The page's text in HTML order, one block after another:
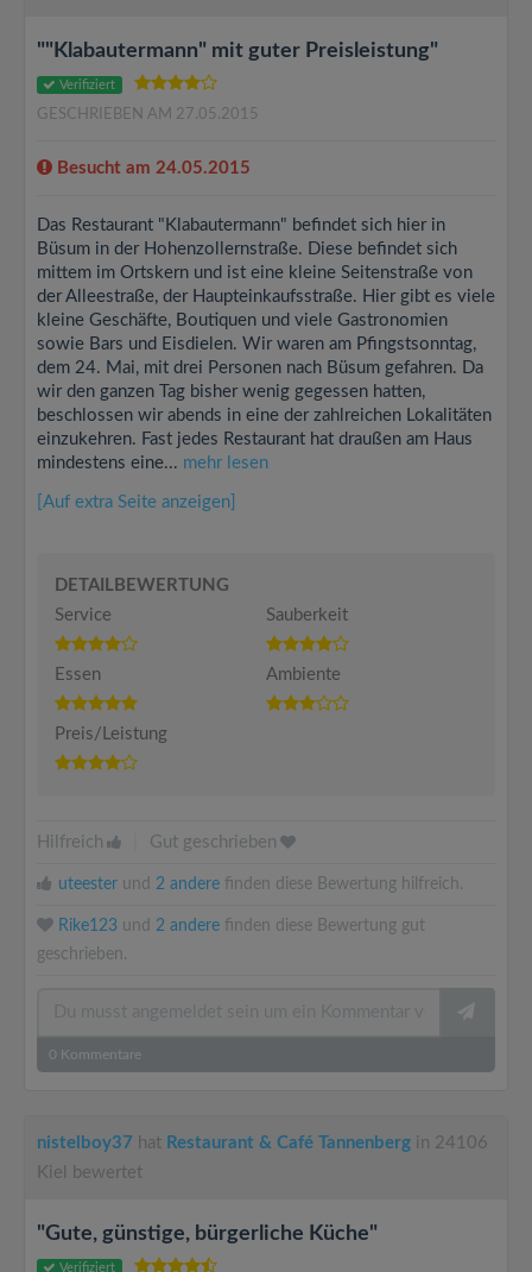
""Klabautermann" mit guter Preisleistung"
Verifiziert
GESCHRIEBEN AM 27.05.2015
Besucht am 24.05.2015
Das Restaurant "Klabautermann" befindet sich hier in
Büsum in der Hohenzollernstraße. Diese befindet sich
mittem im Ortskern und ist eine kleine Seitenstraße von
der Alleestraße, der Haupteinkaufsstraße. Hier gibt es viele
kleine Geschäfte, Boutiquen und viele Gastronomien
sowie Bars und Eisdielen. Wir waren am Pfingstsonntag,
dem 24. Mai, mit drei Personen nach Büsum gefahren. Da
wir den ganzen Tag bisher wenig gegessen hatten,
beschlossen wir abends in eine der zahlreichen Lokalitäten
einzukehren. Fast jedes Restaurant hat draußen am Haus
mindestens eine... mehr lesen
[Auf extra Seite anzeigen]
DETAILBEWERTUNG
Service
Sauberkeit
Essen Ambiente
Preis/Leistung
Hilfreich Gut geschrieben
uteester und 2 andere finden diese Bewertung hilfreich.
Rike123 und 2 andere finden diese Bewertung gut
geschrieben.
0 Kommentare
nistelboy37 hat Restaurant & Café Tannenberg in 24106
Kiel bewertet
"Gute, günstige, bürgerliche Küche"
Verifiziert